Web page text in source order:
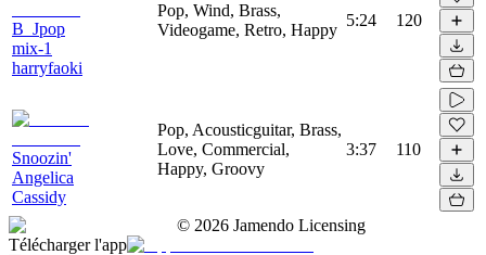
B_Jpop
mix-1
harryfaoki
Pop, Wind, Brass,
Videogame, Retro, Happy
5:24 120
Snoozin'
Angelica
Cassidy
Pop, Acousticguitar, Brass,
Love, Commercial,
Happy, Groovy
3:37 110
© 2026 Jamendo Licensing
Télécharger l'app